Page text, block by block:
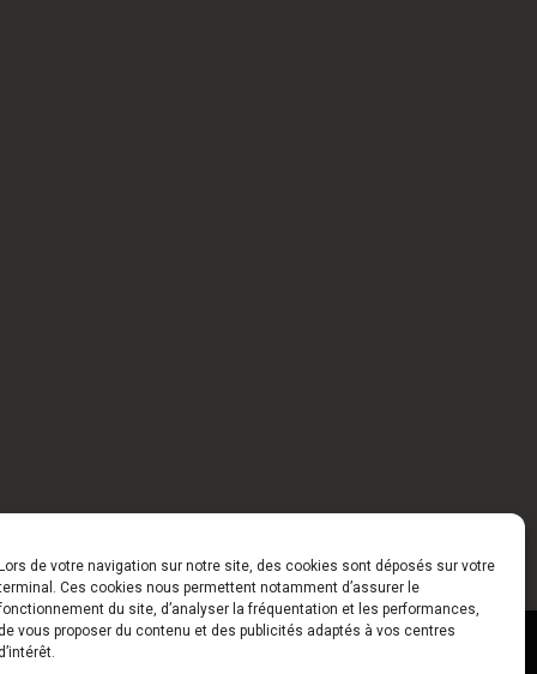
de votre navigation sur notre site, des cookies sont déposés sur votre
Ces cookies nous permettent notamment d’assurer le
du site, d’analyser la fréquentation et les performances,
vous proposer du contenu et des publicités adaptés à vos centres